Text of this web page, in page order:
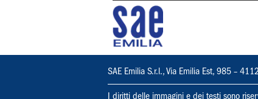
SAE Emilia S.r.l., Via Emilia Est, 985 –
I diritti delle immagini e dei testi sono